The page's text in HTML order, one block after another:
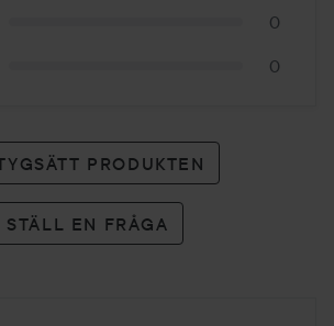
0
0
PRODUKTEN
STÄLL EN FRÅGA